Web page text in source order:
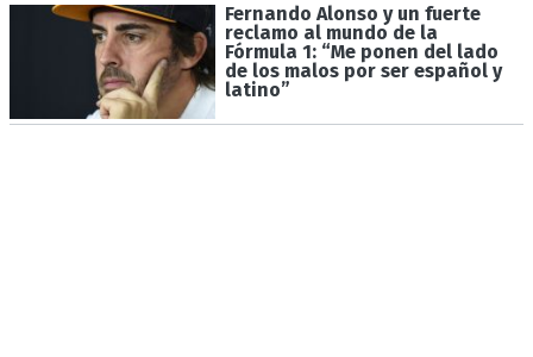
Fernando Alonso y un fuerte
reclamo al mundo de la
Fórmula 1: “Me ponen del lado
de los malos por ser español y
latino”